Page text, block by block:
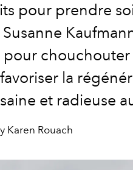
pour prendre
chouchouter
la
et radieuse
Karen Rouach